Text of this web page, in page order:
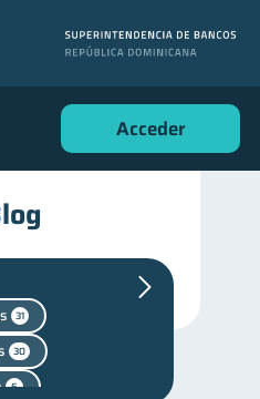
Acceder
31
30
6